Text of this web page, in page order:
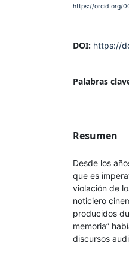
https://orcid.org/
DOI: https://
Palabras
Resumen
Desde los
que es
violación de
noticiero
producidos
memoria”
discursos